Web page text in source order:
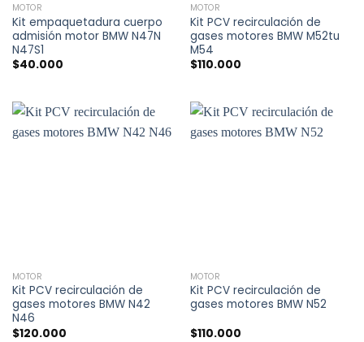
MOTOR
Kit empaquetadura cuerpo
admisión motor BMW N47N
N47S1
$40.000
MOTOR
Kit PCV recirculación de
gases motores BMW M52tu
M54
$110.000
MOTOR
Kit PCV recirculación de
gases motores BMW N42
N46
$120.000
MOTOR
Kit PCV recirculación de
gases motores BMW N52
$110.000